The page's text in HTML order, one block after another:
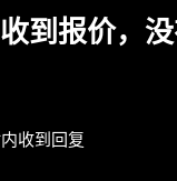
到报价，
收到回复